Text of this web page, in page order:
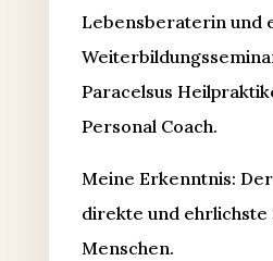
Lebensberaterin und
Paracelsus
Personal Coach.
Meine Erkenntnis:
direkte und ehrlichste
Menschen.